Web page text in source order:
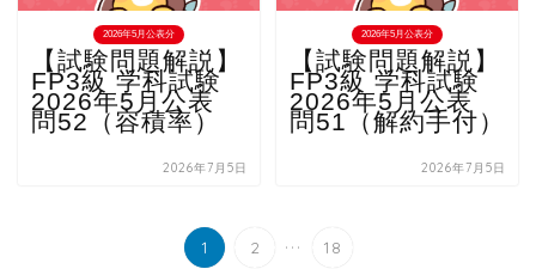
2026年5月公表分
【試験問題解説】
FP3級 学科試験
2026年5月公表
問52（容積率）
2026年7月5日
2026年5月公表分
【試験問題解説】
FP3級 学科試験
2026年5月公表
問51（解約手付）
2026年7月5日
1 2 ... 18